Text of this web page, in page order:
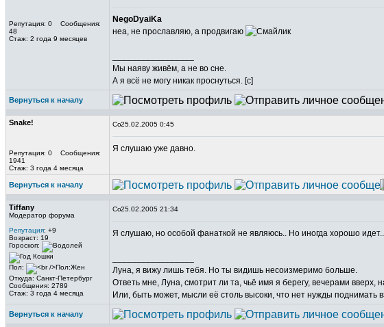
Репутация: 0 Сообщения:
48
Стаж: 2 года 9 месяцев
NegoDyaiKa
неа, не прославляю, а продвигаю
Мы наяву живём, а не во сне.
А я всё не могу никак проснуться. [c]
Вернуться к началу
Snake!
Репутация: 0 Сообщения:
1941
Стаж: 3 года 4 месяца
25.02.2005 0:45
Я слушаю уже давно.
Вернуться к началу
Tiffany
Модератор форума
Репутация: +9
Возраст: 19
Гороскоп:
Пол:
Откуда: Санкт-Петербург
Сообщения: 2789
Стаж: 3 года 4 месяца
25.02.2005 21:34
Я слушаю, но особой фанаткой не являюсь.. Но иногда хорошо
Луна, я вижу лишь тебя. Но ты видишь несоизмеримо больше.
Ответь мне, Луна, смотрит ли та, чьё имя я берегу, вечерами вверх,
Или, быть может, мысли её столь высоки, что нет нужды поднимать
Вернуться к началу